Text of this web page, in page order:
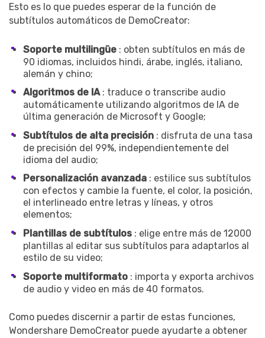
Esto es lo que puedes esperar de la función de
subtítulos automáticos de DemoCreator:
Soporte multilingüe : obten subtítulos en más de
90 idiomas, incluidos hindi, árabe, inglés, italiano,
alemán y chino;
Algoritmos de IA: traduce o transcribe audio
automáticamente utilizando algoritmos de IA de
última generación de Microsoft y Google;
Subtítulos de alta precisión : disfruta de una tasa
de precisión del 99%, independientemente del
idioma del audio;
Personalización avanzada : estilice sus subtítulos
con efectos y cambie la fuente, el color, la posición,
el interlineado entre letras y líneas, y otros
elementos;
Plantillas de subtítulos : elige entre más de 12000
plantillas al editar sus subtítulos para adaptarlos al
estilo de su video;
Soporte multiformato : importa y exporta archivos
de audio y video en más de 40 formatos.
Como puedes discernir a partir de estas funciones,
Wondershare DemoCreator puede ayudarte a obtener